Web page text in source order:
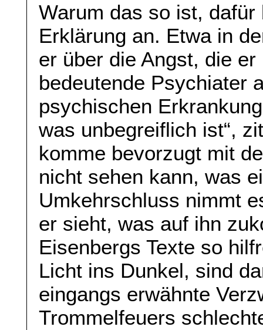
Warum das so ist,
Erklärung an. Etwa in
er über die Angst, die
bedeutende Psychiater
psychischen
was unbegreiflich ist“,
komme bevorzugt mit
nicht sehen kann, was
Umkehrschluss nimmt
er sieht, was auf ihn
Eisenbergs Texte so
Licht ins Dunkel, sind
eingangs erwähnte
Trommelfeuers